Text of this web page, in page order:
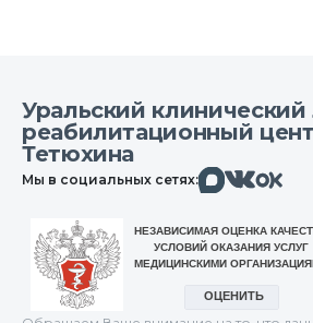
Уральский
реабилитационный
Тетюхина
Мы в социальных сетях:МаксВконтакте